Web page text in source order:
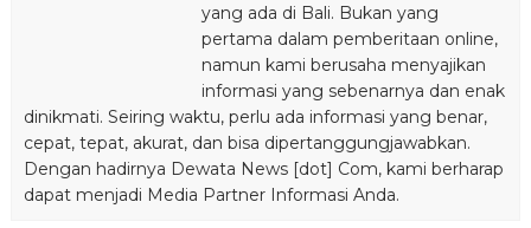
yang ada di Bali. Bukan yang
pertama dalam pemberitaan online,
namun kami berusaha menyajikan
informasi yang sebenarnya dan enak
dinikmati. Seiring waktu, perlu ada informasi yang benar,
cepat, tepat, akurat, dan bisa dipertanggungjawabkan.
Dengan hadirnya Dewata News [dot] Com, kami berharap
dapat menjadi Media Partner Informasi Anda.